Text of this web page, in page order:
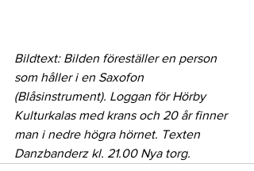
Bildtext: Bilden föreställer en person
som håller i en Saxofon
(Blåsinstrument). Loggan för Hörby
Kulturkalas med krans och 20 år finner
man i nedre högra hörnet. Texten
Danzbanderz kl. 21.00 Nya torg.